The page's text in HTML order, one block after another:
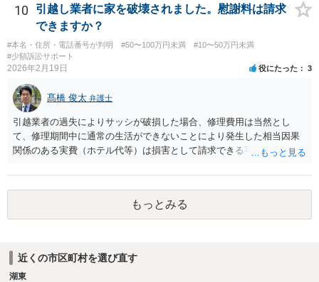
言えませんが、上記のように回収が難しくなってしまう可能性もある
ので、弁護士費用が無駄になってしまうリスクはあるでしょう。 ＞相
手が嘘をついてお金を借りてるのは詐欺罪にはならないんですか？ ＞
詐欺になる可能性があって、被害者が何人かいてもそれだけだと警察
は動いてくれないんでしょうか？ 貴方に対して虚偽の事実を述べて借
生じるでしょうし、同一の手口による複数の被害者が他にもいること
が明白であれば、警察は動く可能性が高いです。
10
引越し業者に家を破壊されました。慰謝料は請求
できますか？
#本名・住所・電話番号が判明 #50〜100万円未満
#10〜50万円未満
#少額訴訟サポート
2026年2月19日 役にたった 3
髙橋 俊太 弁護士
引越業者の過失によりサッシが破損した場合、修理費用は当然とし
て、修理期間中に通常の生活ができないことにより発生した相当因果
関係のある実費（ホテル代等）は損害として請求できる可能性があり
められにくく、「迷惑料」は法的には認容されにくい傾向です。ただ
し、新築直後で生活に重大な支障が生じる場合などは、交渉上、解決
金として一定額が上乗せされることはあり得るでしょう。まずは実費
の補償を明確に求めることが重要です。
もっとみる
近くの市区町村を選び直す
湖東